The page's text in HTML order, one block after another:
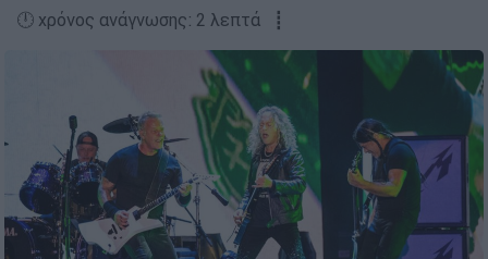
🕛 χρόνος ανάγνωσης: 2 λεπτά ┋